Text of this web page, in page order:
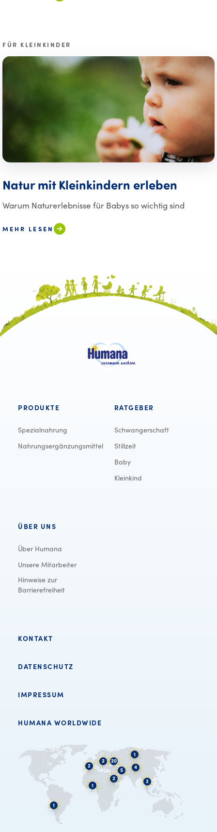
FÜR KLEINKINDER
Natur mit Kleinkindern erleben
Warum Naturerlebnisse für Babys so wichtig sind
MEHR LESEN
PRODUKTE
Spezialnahrung
Nahrungsergänzungsmittel
RATGEBER
Schwangerschaft
Stillzeit
Baby
Kleinkind
ÜBER UNS
Über Humana
Unsere Mitarbeiter
Hinweise zur
Barrierefreiheit
KONTAKT
DATENSCHUTZ
IMPRESSUM
HUMANA WORLDWIDE